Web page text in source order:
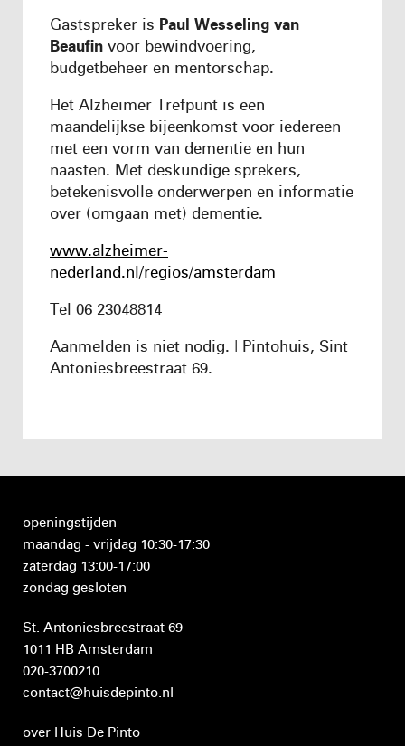
Gastspreker is Paul Wesseling van
Beaufin voor bewindvoering,
budgetbeheer en mentorschap.
Het Alzheimer Trefpunt is een
maandelijkse bijeenkomst voor iedereen
met een vorm van dementie en hun
naasten. Met deskundige sprekers,
betekenisvolle onderwerpen en informatie
over (omgaan met) dementie.
www.alzheimer-
nederland.nl/regios/amsterdam
Tel 06 23048814
Aanmelden is niet nodig. | Pintohuis, Sint
Antoniesbreestraat 69.
openingstijden
maandag - vrijdag 10:30-17:30
zaterdag 13:00-17:00
zondag gesloten
St. Antoniesbreestraat 69
1011 HB Amsterdam
020-3700210
contact@huisdepinto.nl
over Huis De Pinto